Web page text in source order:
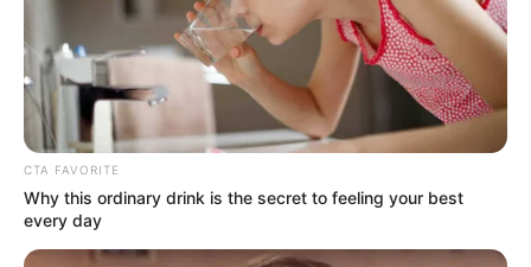
CTA FAVORITE
Why this ordinary drink is the secret to feeling your best
every day